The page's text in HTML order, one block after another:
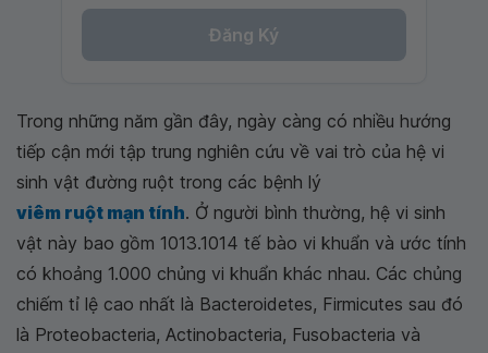
Đăng Ký
Trong những năm gần đây, ngày càng có nhiều hướng
tiếp cận mới tập trung nghiên cứu về vai trò của hệ vi
sinh vật đường ruột trong các bệnh lý
viêm ruột mạn tính. Ở người bình thường, hệ vi sinh
vật này bao gồm 1013.1014 tế bào vi khuẩn và ước tính
có khoảng 1.000 chủng vi khuẩn khác nhau. Các chủng
chiếm tỉ lệ cao nhất là Bacteroidetes, Firmicutes sau đó
là Proteobacteria, Actinobacteria, Fusobacteria và